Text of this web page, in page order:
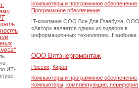
Компьютеры и программное обеспечение
Программное обеспечение
IT-компания ООО Все Для Главбуха, ООО
«Автор» является одним из лидеров в
информационных технологиях.
ООО Вятэнергомонтаж
Россия Киров
Компьютеры и программное обеспечение
Компьютеры, комплектующие, периферия
ИТ-